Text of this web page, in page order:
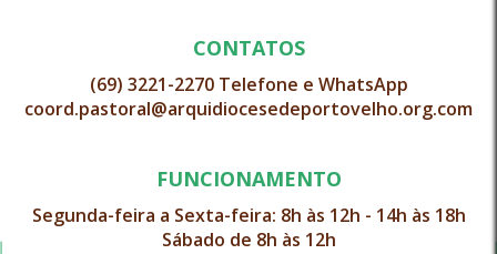
CONTATOS
(69) 3221-2270 Telefone e WhatsApp
coord.pastoral@arquidiocesedeportovelho.org.com
FUNCIONAMENTO
Segunda-feira a Sexta-feira: 8h às 12h - 14h às 18h
Sábado de 8h às 12h